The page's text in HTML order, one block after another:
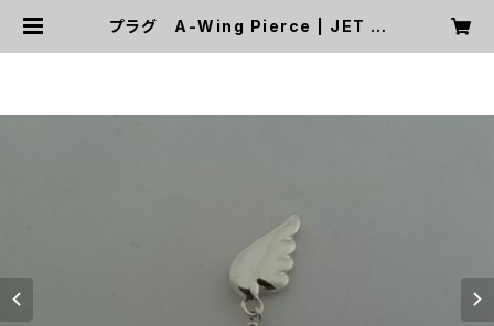
プラグ A-Wing Pierce | JET G